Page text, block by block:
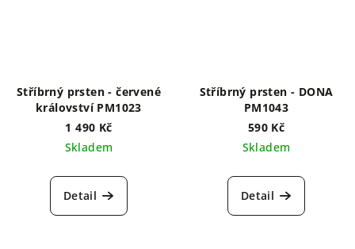
Stříbrný prsten - červené
království PM1023
1 490 Kč
Skladem
Detail
Stříbrný prsten - DONA
PM1043
590 Kč
Skladem
Detail